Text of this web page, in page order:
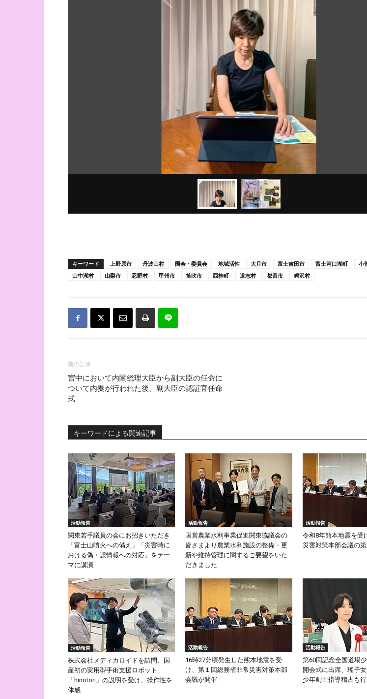
キーワード 上野原市 丹波山村 国会・委員会 地域活性 大月市 富士吉田市 富士河口湖町
小
山中湖村
山梨市 忍野村 甲州市 笛吹市 西桂町 道志村 都留市 鳴沢村
前の記事
宮中において内閣総理大臣から副大臣の任命に
ついて内奏が行われた後、副大臣の認証官任命
式
キーワードによる関連記事
活動報告
関東若手議員の会にお招きいただき
「富士山噴火への備え」「災害時に
おける偽・誤情報への対応」をテー
マに講演
活動報告
国営農業水利事業促進関東協議会の
皆さまより農業水利施設の整備・更
新や維持管理に関するご要望をいた
だきました
活動報告
令和8年熊本地震を受
災害対策本部会議の
活動報告
株式会社メディカロイドを訪問、国
産初の実用型手術支援ロボット
「hinotori」の説明を受け、操作性を
体感
活動報告
16時27分頃発生した熊本地震を受
け、第１回総務省非常災害対策本部
会議が開催
活動報告
第60回記念全国道場
開会式に出席、瑤子
少年剣士指導稽古も